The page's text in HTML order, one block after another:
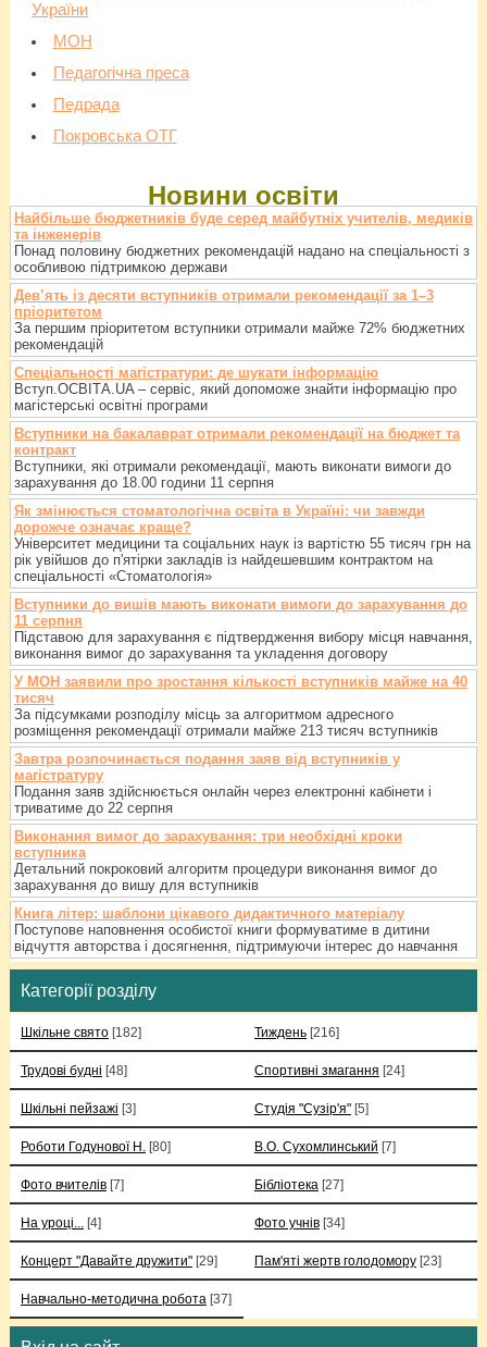
України
МОН
Педагогічна преса
Педрада
Покровська ОТГ
Новини освіти
Найбільше бюджетників буде серед майбутніх учителів, медиків
та інженерів
Понад половину бюджетних рекомендацій надано на спеціальності з
особливою підтримкою держави
Дев’ять із десяти вступників отримали рекомендації за 1–3
пріоритетом
За першим пріоритетом вступники отримали майже 72% бюджетних
рекомендацій
Спеціальності магістратури: де шукати інформацію
Вступ.ОСВІТА.UA – сервіс, який допоможе знайти інформацію про
магістерські освітні програми
Вступники на бакалаврат отримали рекомендації на бюджет та
контракт
Вступники, які отримали рекомендації, мають виконати вимоги до
зарахування до 18.00 години 11 серпня
Як змінюється стоматологічна освіта в Україні: чи завжди
дорожче означає краще?
Університет медицини та соціальних наук із вартістю 55 тисяч грн на
рік увійшов до п'ятірки закладів із найдешевшим контрактом на
спеціальності «Стоматологія»
Вступники до вишів мають виконати вимоги до зарахування до
11 серпня
Підставою для зарахування є підтвердження вибору місця навчання,
виконання вимог до зарахування та укладення договору
У МОН заявили про зростання кількості вступників майже на 40
тисяч
За підсумками розподілу місць за алгоритмом адресного
розміщення рекомендації отримали майже 213 тисяч вступників
Завтра розпочинається подання заяв від вступників у
магістратуру
Подання заяв здійснюється онлайн через електронні кабінети і
триватиме до 22 серпня
Виконання вимог до зарахування: три необхідні кроки
вступника
Детальний покроковий алгоритм процедури виконання вимог до
зарахування до вишу для вступників
Книга літер: шаблони цікавого дидактичного матеріалу
Поступове наповнення особистої книги формуватиме в дитини
відчуття авторства і досягнення, підтримуючи інтерес до навчання
Категорії розділу
Шкільне свято [182] Тиждень [216]
Трудові будні [48] Спортивні змагання [24]
Шкільні пейзажі [3] Студія "Сузір'я" [5]
Роботи Годунової Н. [80] В.О. Сухомлинський [7]
Фото вчителів [7] Бібліотека [27]
На уроці... [4] Фото учнів [34]
Концерт "Давайте дружити" [29] Пам'яті жертв голодомору [23]
Навчально-методична робота [37]